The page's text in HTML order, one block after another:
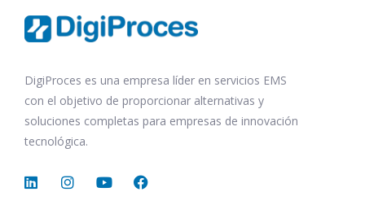
DigiProces es una empresa líder en servicios EMS
con el objetivo de proporcionar alternativas y
soluciones completas para empresas de innovación
tecnológica.